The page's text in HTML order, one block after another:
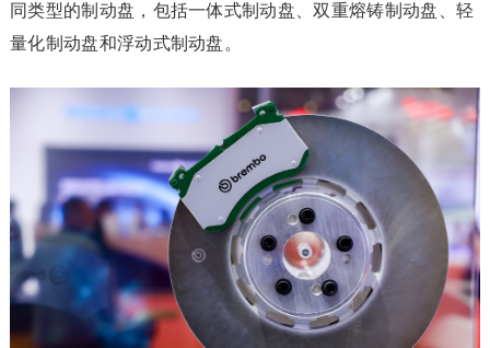
同类型的制动盘，包括一体式制动盘、双重熔铸制动盘、轻
量化制动盘和浮动式制动盘。